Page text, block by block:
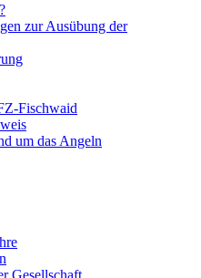
zur Ausübung der
Fischwaid
um das Angeln
Gesellschaft